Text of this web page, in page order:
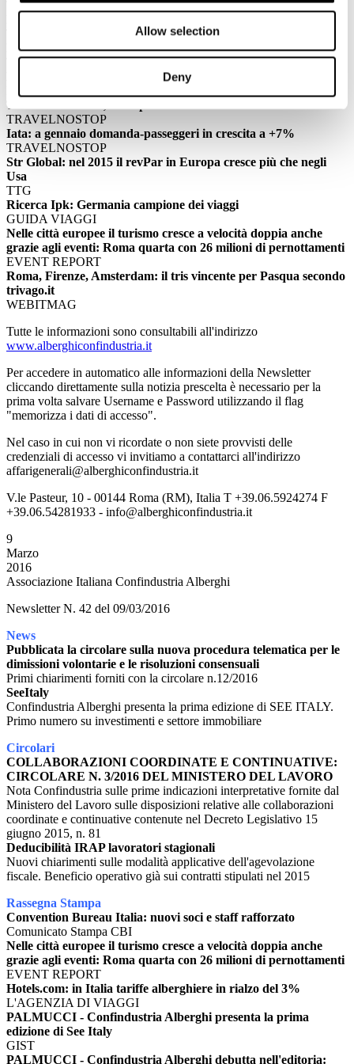
Allow selection
Deny
TTGITALIA
Big G lancia Destinations. Google consiglia i viaggi
TTG
BASTERRECHEA - L'Italia deve credere in se stessa
Turismo Montano, se ne parla sabato a Cortina
TRAVELNOSTOP
Iata: a gennaio domanda-passeggeri in crescita a +7%
TRAVELNOSTOP
Str Global: nel 2015 il revPar in Europa cresce più che negli
Usa
TTG
Ricerca Ipk: Germania campione dei viaggi
GUIDA VIAGGI
Nelle città europee il turismo cresce a velocità doppia anche
grazie agli eventi: Roma quarta con 26 milioni di pernottamenti
EVENT REPORT
Roma, Firenze, Amsterdam: il tris vincente per Pasqua secondo
trivago.it
WEBITMAG
Tutte le informazioni sono consultabili all'indirizzo
www.alberghiconfindustria.it
Per accedere in automatico alle informazioni della Newsletter
cliccando direttamente sulla notizia prescelta è necessario per la
prima volta salvare Username e Password utilizzando il flag
"memorizza i dati di accesso".
Nel caso in cui non vi ricordate o non siete provvisti delle
credenziali di accesso vi invitiamo a contattarci all'indirizzo
affarigenerali@alberghiconfindustria.it
V.le Pasteur, 10 - 00144 Roma (RM), Italia T +39.06.5924274 F
+39.06.54281933 - info@alberghiconfindustria.it
9
Marzo
2016
Associazione Italiana Confindustria Alberghi
Newsletter N. 42 del 09/03/2016
News
Pubblicata la circolare sulla nuova procedura telematica per le
dimissioni volontarie e le risoluzioni consensuali
Primi chiarimenti forniti con la circolare n.12/2016
SeeItaly
Confindustria Alberghi presenta la prima edizione di SEE ITALY.
Primo numero su investimenti e settore immobiliare
Circolari
COLLABORAZIONI COORDINATE E CONTINUATIVE:
CIRCOLARE N. 3/2016 DEL MINISTERO DEL LAVORO
Nota Confindustria sulle prime indicazioni interpretative fornite dal
Ministero del Lavoro sulle disposizioni relative alle collaborazioni
coordinate e continuative contenute nel Decreto Legislativo 15
giugno 2015, n. 81
Deducibilità IRAP lavoratori stagionali
Nuovi chiarimenti sulle modalità applicative dell'agevolazione
fiscale. Beneficio operativo già sui contratti stipulati nel 2015
Rassegna Stampa
Convention Bureau Italia: nuovi soci e staff rafforzato
Comunicato Stampa CBI
Nelle città europee il turismo cresce a velocità doppia anche
grazie agli eventi: Roma quarta con 26 milioni di pernottamenti
EVENT REPORT
Hotels.com: in Italia tariffe alberghiere in rialzo del 3%
L'AGENZIA DI VIAGGI
PALMUCCI - Confindustria Alberghi presenta la prima
edizione di See Italy
GIST
PALMUCCI - Confindustria Alberghi debutta nell'editoria: